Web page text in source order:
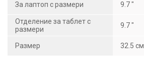
За лаптоп с размери 9.7 "
Отделение за таблет с
размери
9.7 "
Размер 32.5 см.